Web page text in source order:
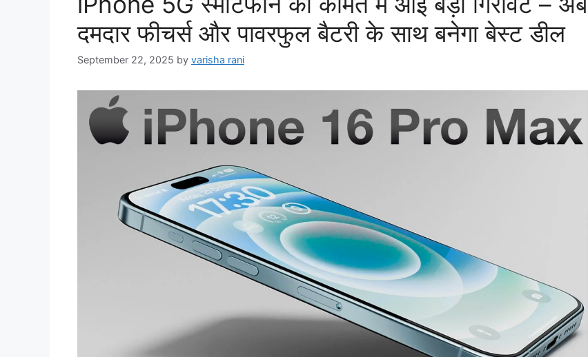
दमदार फीचर्स और पावरफुल बैटरी के साथ बनेगा बेस्ट डील
September 22, 2025 by varisha rani